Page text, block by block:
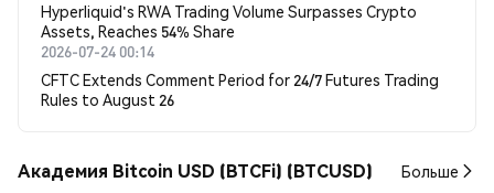
Hyperliquid's RWA Trading Volume Surpasses Crypto
Assets, Reaches 54% Share
2026-07-24 00:14
CFTC Extends Comment Period for 24/7 Futures Trading
Rules to August 26
Академия Bitcoin USD (BTCFi) (BTCUSD) Больше